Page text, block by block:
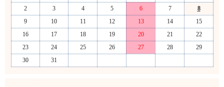
2
3 4 5 6 7
8
9
10 11 12 13 14
15
16
17 18 19 20 21
22
23
24 25 26 27 28
29
30
31